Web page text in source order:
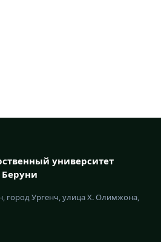
университет
город Ургенч, улица Х. Олимжона,